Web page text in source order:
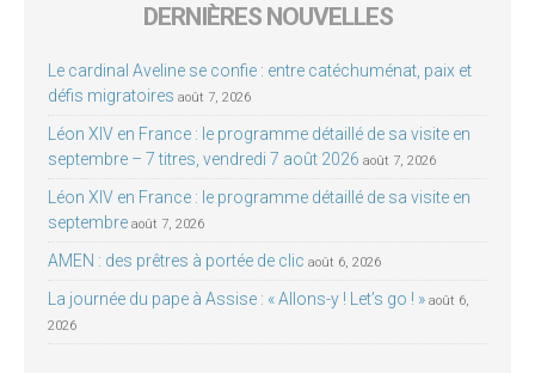
DERNIÈRES NOUVELLES
Le cardinal Aveline se confie : entre catéchuménat, paix et
défis migratoires août 7, 2026
Léon XIV en France : le programme détaillé de sa visite en
septembre – 7 titres, vendredi 7 août 2026 août 7, 2026
Léon XIV en France : le programme détaillé de sa visite en
septembre août 7, 2026
AMEN : des prêtres à portée de clic août 6, 2026
La journée du pape à Assise : « Allons-y ! Let’s go ! » août 6,
2026